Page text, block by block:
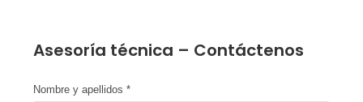
Asesoría técnica – Contáctenos
Nombre y apellidos*